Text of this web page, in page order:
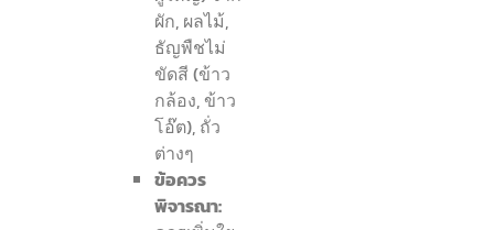
ผัก, ผลไม้,
ธัญพืชไม่
ขัดสี (ข้าว
กล้อง, ข้าว
โอ๊ต), ถั่ว
ต่างๆ
ข้อควร
พิจารณา: